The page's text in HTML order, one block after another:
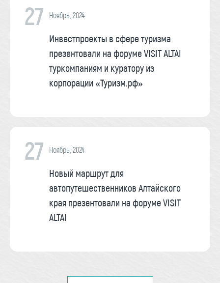
27 Ноябрь, 2024
Инвестпроекты в сфере туризма
презентовали на форуме VISIT ALTAI
туркомпаниям и куратору из
корпорации «Туризм.рф»
27 Ноябрь, 2024
Новый маршрут для
автопутешественников Алтайского
края презентовали на форуме VISIT
ALTAI